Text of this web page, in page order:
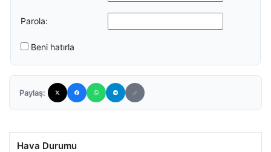
Parola:
Beni hatırla
Paylaş:
Hava Durumu